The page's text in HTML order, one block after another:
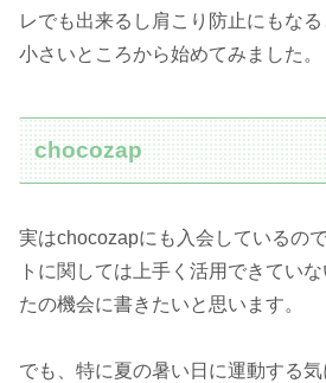
レでも出来るし肩こり防止にもなる
小さいところから始めてみました。
chocozap
実はchocozapにも入会しているの
トに関しては上手く活用できてい
たの機会に書きたいと思います。
でも、特に夏の暑い日に運動する